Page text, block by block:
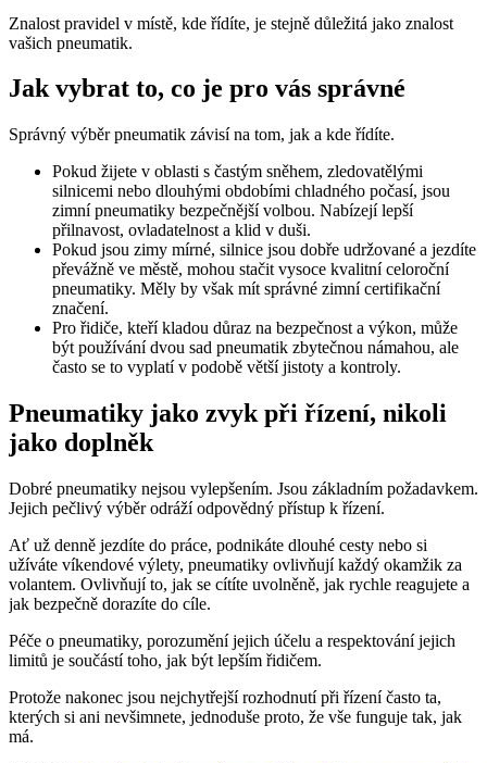
Znalost pravidel v místě, kde řídíte, je stejně důležitá jako znalost
vašich pneumatik.
Jak vybrat to, co je pro vás správné
Správný výběr pneumatik závisí na tom, jak a kde řídíte.
Pokud žijete v oblasti s častým sněhem, zledovatělými
silnicemi nebo dlouhými obdobími chladného počasí, jsou
zimní pneumatiky bezpečnější volbou. Nabízejí lepší
přilnavost, ovladatelnost a klid v duši.
Pokud jsou zimy mírné, silnice jsou dobře udržované a jezdíte
převážně ve městě, mohou stačit vysoce kvalitní celoroční
pneumatiky. Měly by však mít správné zimní certifikační
značení.
Pro řidiče, kteří kladou důraz na bezpečnost a výkon, může
být používání dvou sad pneumatik zbytečnou námahou, ale
často se to vyplatí v podobě větší jistoty a kontroly.
Pneumatiky jako zvyk při řízení, nikoli
jako doplněk
Dobré pneumatiky nejsou vylepšením. Jsou základním požadavkem.
Jejich pečlivý výběr odráží odpovědný přístup k řízení.
Ať už denně jezdíte do práce, podnikáte dlouhé cesty nebo si
užíváte víkendové výlety, pneumatiky ovlivňují každý okamžik za
volantem. Ovlivňují to, jak se cítíte uvolněně, jak rychle reagujete a
jak bezpečně dorazíte do cíle.
Péče o pneumatiky, porozumění jejich účelu a respektování jejich
limitů je součástí toho, jak být lepším řidičem.
Protože nakonec jsou nejchytřejší rozhodnutí při řízení často ta,
kterých si ani nevšimnete, jednoduše proto, že vše funguje tak, jak
má.